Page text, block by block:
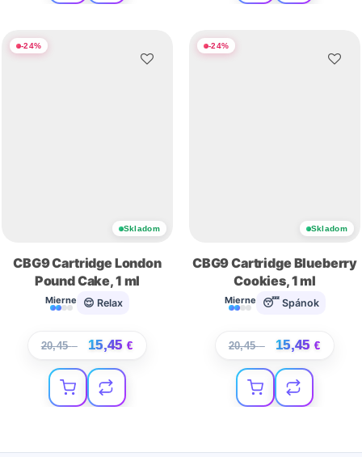
-24%
Skladom
CBG9 Cartridge London
Pound Cake, 1 ml
Mierne 😌 Relax
20,45€ 15,45 €
-24%
Skladom
CBG9 Cartridge Blueberry
Cookies, 1 ml
Mierne 😴 Spánok
20,45€ 15,45 €